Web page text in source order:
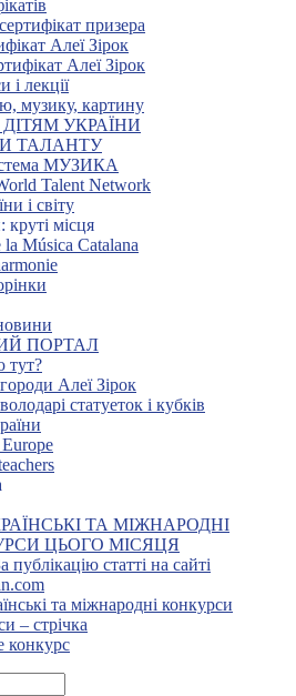
призера
Алеї Зірок
Алеї Зірок
і лекції
музику, картину
УКРАЇНИ
ТАЛАНТУ
МУЗИКА
Talent Network
і світу
місця
la Música Catalana
ПОРТАЛ
тут?
Алеї Зірок
статуеток і кубків
ТА МІЖНАРОДНІ
ЦЬОГО МІСЯЦЯ
публікацію статті на сайті
та міжнародні конкурси
– стрічка
конкурс